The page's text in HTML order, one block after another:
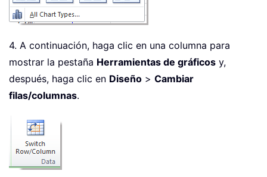
4. A continuación, haga clic en una columna para
mostrar la pestaña Herramientas de gráficos y,
después, haga clic en Diseño > Cambiar
filas/columnas.